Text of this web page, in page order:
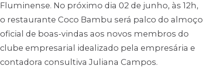
Fluminense. No próximo dia 02 de junho, às 12h,
o restaurante Coco Bambu será palco do almoço
oficial de boas-vindas aos novos membros do
clube empresarial idealizado pela empresária e
contadora consultiva Juliana Campos.